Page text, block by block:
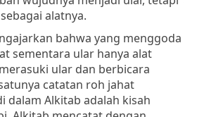
alatnya.
bahwa yang menggoda
sementara ular hanya alat
ular dan berbicara
catatan roh jahat
dalam Alkitab adalah kisah